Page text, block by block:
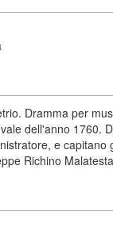
Dramma per
dell'anno 1760.
e capitano
Richino